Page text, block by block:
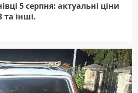
5 серпня: актуальні ціни
та інші.